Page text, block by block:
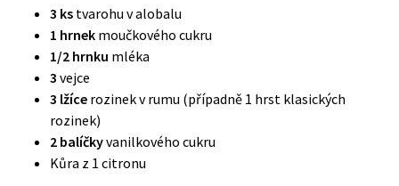
3 ks tvarohu v alobalu
1 hrnek moučkového cukru
1/2 hrnku mléka
3 vejce
3 lžíce rozinek v rumu (případně 1 hrst klasických
rozinek)
2 balíčkyvanilkového cukru
Kůra z 1 citronu